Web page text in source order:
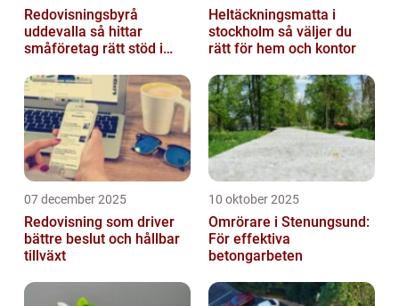
Redovisningsbyrå
uddevalla så hittar
småföretag rätt stöd i
Heltäckningsmatta i
stockholm så väljer du
rätt för hem och kontor
07 december 2025
Redovisning som driver
bättre beslut och hållbar
tillväxt
10 oktober 2025
Omrörare i Stenungsund:
För effektiva
betongarbeten